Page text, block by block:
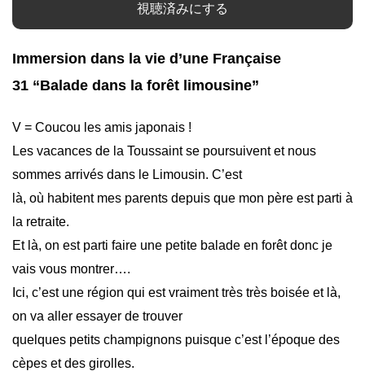
視聴済みにする
Immersion dans la vie d’une Française
31 “Balade dans la forêt limousine”
V = Coucou les amis japonais !
Les vacances de la Toussaint se poursuivent et nous
sommes arrivés dans le Limousin. C’est
là, où habitent mes parents depuis que mon père est parti à
la retraite.
Et là, on est parti faire une petite balade en forêt donc je
vais vous montrer….
Ici, c’est une région qui est vraiment très très boisée et là,
on va aller essayer de trouver
quelques petits champignons puisque c’est l’époque des
cèpes et des girolles.